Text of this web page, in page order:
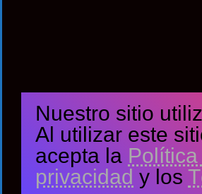
Nuestro sitio
Al utilizar este
acepta la
privacidad y los